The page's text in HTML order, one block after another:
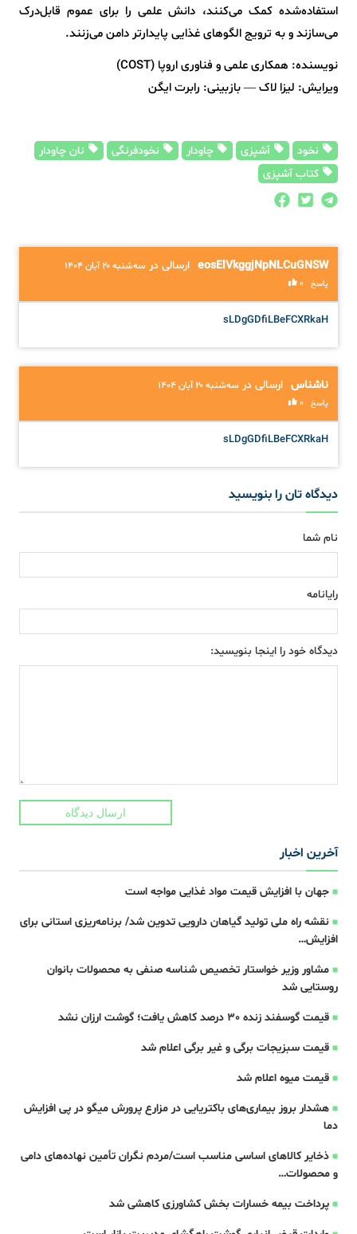
استفاده‌شده کمک می‌کنند، دانش علمی را برای عموم قابل‌درک
می‌سازند و به ترویج الگوهای غذایی پایدارتر دامن می‌زنند.
نویسنده: همکاری علمی و فناوری اروپا (COST)
ویرایش: لیزا لاک — بازبینی: رابرت ایگن
نخود آشپزی چاودار نخودفرنگی
نان چاودار
کتاب آشپزی
eosElVkggjNpNLCuGNSW ارسالی در سه‌شنبه ۲۰ آبان ۱۴۰۴
پاسخ 0
sLDgGDfiLBeFCXRkaH
ناشناس ارسالی در سه‌شنبه ۲۰ آبان ۱۴۰۴
پاسخ 0
sLDgGDfiLBeFCXRkaH
دیدگاه تان را بنویسید
نام شما
رایانامه
دیدگاه خود را اینجا بنویسید:
ارسال دیدگاه
آخرین اخبار
جهان با افزایش قیمت مواد غذایی مواجه است
نقشه راه ملی تولید گیاهان دارویی تدوین شد/ برنامه‌ریزی استانی برای
افزایش…
مشاور وزیر خواستار تخصیص شناسه صنفی به محصولات بانوان
روستایی شد
قیمت گوسفند زنده 30 درصد کاهش یافت؛ گوشت ارزان نشد
قیمت سبزیجات برگی و غیر برگی اعلام شد
قیمت میوه اعلام شد
هشدار بروز بیماری‌های باکتریایی در مزارع پرورش میگو در پی افزایش
دما
ذخایر کالاهای اساسی مناسب است/مردم نگران تأمین نهاده‌های دامی
و محصولات…
پرداخت بیمه خسارات بخش کشاورزی کاهشی شد